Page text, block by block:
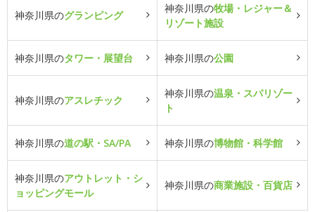
神奈川県のグランピング
神奈川県の牧場・レジャー＆
リゾート施設
神奈川県のタワー・展望台 神奈川県の公園
神奈川県のアスレチック
神奈川県の温泉・スパリゾー
ト
神奈川県の道の駅・SA/PA 神奈川県の博物館・科学館
神奈川県のアウトレット・シ
ョッピングモール
神奈川県の商業施設・百貨店